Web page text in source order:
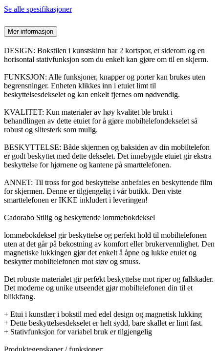
Se alle spesifikasjoner
Mer informasjon
DESIGN: Bokstilen i kunstskinn har 2 kortspor, et siderom og en
horisontal stativfunksjon som du enkelt kan gjøre om til en skjerm.
FUNKSJON: Alle funksjoner, knapper og porter kan brukes uten
begrensninger. Enheten klikkes inn i etuiet limt til
beskyttelsesdekselet og kan enkelt fjernes om nødvendig.
KVALITET: Kun materialer av høy kvalitet ble brukt i
behandlingen av dette etuiet for å gjøre mobiltelefondekselet så
robust og slitesterk som mulig.
BESKYTTELSE: Både skjermen og baksiden av din mobiltelefon
er godt beskyttet med dette dekselet. Det innebygde etuiet gir ekstra
beskyttelse for hjørnene og kantene på smarttelefonen.
ANNET: Til tross for god beskyttelse anbefales en beskyttende film
for skjermen. Denne er tilgjengelig i vår butikk. Den viste
smarttelefonen er IKKE inkludert i leveringen!
Cadorabo Stilig og beskyttende lommebokdeksel
lommebokdeksel gir beskyttelse og perfekt hold til mobiltelefonen
uten at det går på bekostning av komfort eller brukervennlighet. Den
magnetiske lukkingen gjør det enkelt å åpne og lukke etuiet og
beskytter mobiltelefonen mot støv og smuss.
Det robuste materialet gir perfekt beskyttelse mot riper og fallskader.
Det moderne og unike utseendet gjør mobiltelefonen din til et
blikkfang.
+ Etui i kunstlær i bokstil med edel design og magnetisk lukking
+ Dette beskyttelsesdekselet er helt sydd, bare skallet er limt fast.
+ Stativfunksjon for variabel bruk er tilgjengelig
Produktegenskaper / funksjoner: